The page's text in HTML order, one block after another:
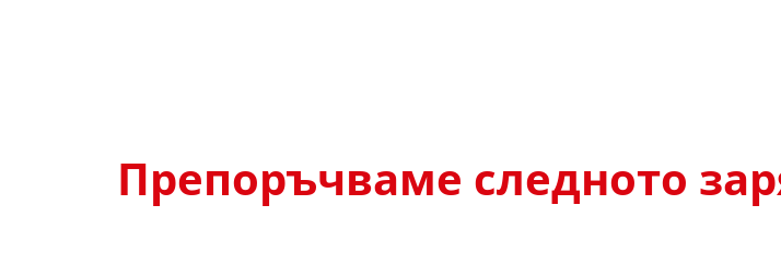
Препоръчваме следното